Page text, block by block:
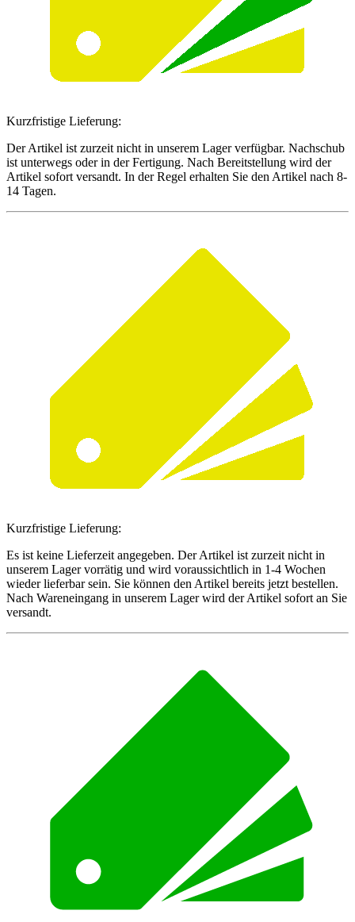
Kurzfristige Lieferung:
Der Artikel ist zurzeit nicht in unserem Lager verfügbar. Nachschub
ist unterwegs oder in der Fertigung. Nach Bereitstellung wird der
Artikel sofort versandt. In der Regel erhalten Sie den Artikel nach 8-
14 Tagen.
Kurzfristige Lieferung:
Es ist keine Lieferzeit angegeben. Der Artikel ist zurzeit nicht in
unserem Lager vorrätig und wird voraussichtlich in 1-4 Wochen
wieder lieferbar sein. Sie können den Artikel bereits jetzt bestellen.
Nach Wareneingang in unserem Lager wird der Artikel sofort an Sie
versandt.